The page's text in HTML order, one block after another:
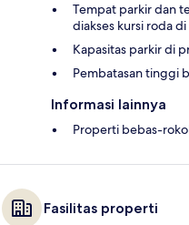
Tempat parkir dan
diakses kursi roda
Kapasitas parkir di
Pembatasan tinggi
Informasi lainnya
Properti bebas-
Fasilitas properti